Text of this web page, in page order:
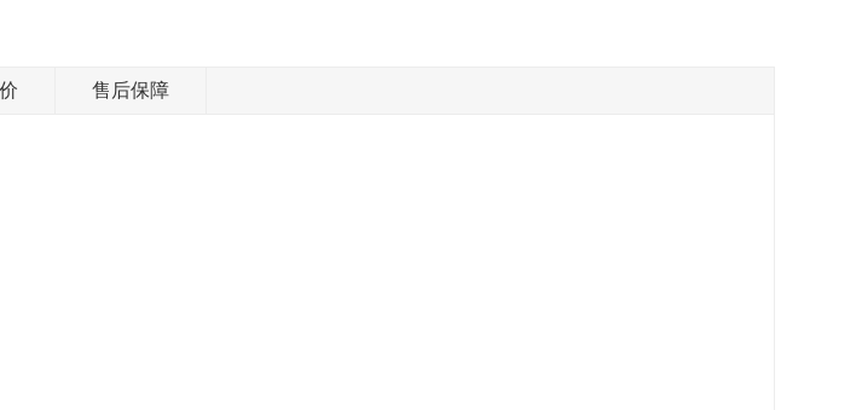
售后保障